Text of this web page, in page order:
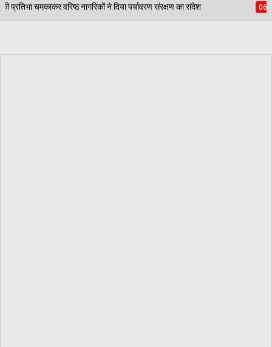
ने दिया पर्यावरण संरक्षण का संदेश 06/08/2026 पंजाब स्कूल गेम्स में